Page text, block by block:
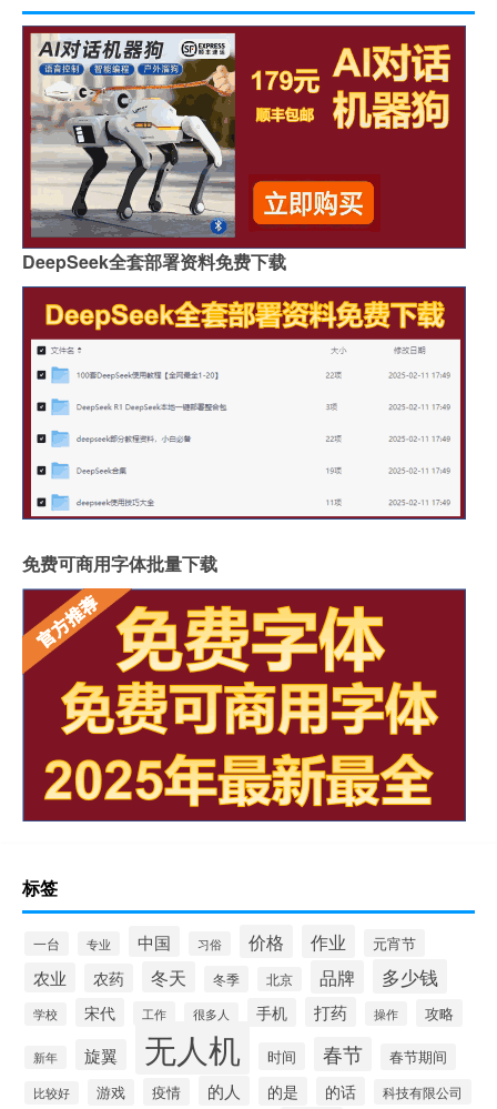
DeepSeek全套部署资料免费下载
免费可商用字体批量下载
标签
一台 专业 中国 习俗 价格 作业 元宵节
农业 农药 冬天 冬季 北京 品牌 多少钱
学校 宋代 工作 很多人 手机 打药 操作 攻略
新年 旋翼 无人机 时间 春节 春节期间
比较好 游戏 疫情 的人 的是 的话 科技有限公司